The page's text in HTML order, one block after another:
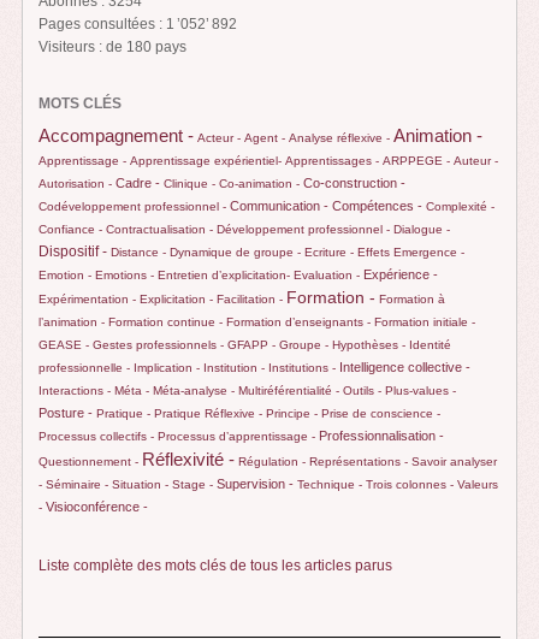
Pages consultées : 1 ’052’ 892
Visiteurs : de 180 pays
MOTS CLÉS
Accompagnement - Acteur - Agent - Analyse réflexive - Animation -
Apprentissage - Apprentissage expérientiel- Apprentissages - ARPPEGE - Auteur -
Autorisation - Cadre - Clinique - Co-animation - Co-construction -
Codéveloppement professionnel - Communication - Compétences - Complexité -
Confiance - Contractualisation - Développement professionnel - Dialogue -
Dispositif - Distance - Dynamique de groupe - Ecriture - Effets Emergence -
Emotion - Emotions - Entretien d’explicitation- Evaluation - Expérience -
Expérimentation - Explicitation - Facilitation - Formation - Formation à
l’animation - Formation continue - Formation d’enseignants - Formation initiale -
GEASE - Gestes professionnels - GFAPP - Groupe - Hypothèses - Identité
professionnelle - Implication - Institution - Institutions - Intelligence collective -
Interactions - Méta - Méta-analyse - Multiréférentialité - Outils - Plus-values -
Posture - Pratique - Pratique Réflexive - Principe - Prise de conscience -
Processus collectifs - Processus d’apprentissage - Professionnalisation -
Questionnement - Réflexivité - Régulation - Représentations - Savoir analyser
- Séminaire - Situation - Stage - Supervision - Technique - Trois colonnes - Valeurs
- Visioconférence -
Liste complète des mots clés de tous les articles parus